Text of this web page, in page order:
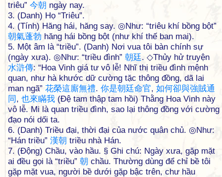
triêu” 今朝 ngày nay.
3. (Danh) Họ “Triêu”.
4. (Tính) Hăng hái, hăng say. ◎Như: “triêu khí bồng bột”
朝氣蓬勃 hăng hái bồng bột (như khí thế ban mai).
5. Một âm là “triều”. (Danh) Nơi vua tôi bàn chính sự
(ngày xưa). ◎Như: “triều đình” 朝廷. ◇Thủy hử truyện
水滸傳: “Hoa Vinh giá tư vô lễ! Nhĩ thị triều đình mệnh
quan, như hà khước dữ cường tặc thông đồng, dã lai
man ngã” 花榮這廝無禮. 你是朝廷命官, 如何卻與強賊通
同 , 也來瞞我 (Đệ tam thập tam hồi) Thằng Hoa Vinh này
vô lễ. Mi là quan triều đình, sao lại thông đồng với cường
đạo nói dối ta.
6. (Danh) Triều đại, thời đại của nước quân chủ. ◎Như:
“Hán triều” 漢朝 triều nhà Hán.
7. (Động) Chầu, vào hầu. § Ghi chú: Ngày xưa, gặp mặt
ai đều gọi là “triều” 朝 chầu. Thường dùng để chỉ bề tôi
gặp mặt vua, người bề dưới gặp bậc trên, chư hầu